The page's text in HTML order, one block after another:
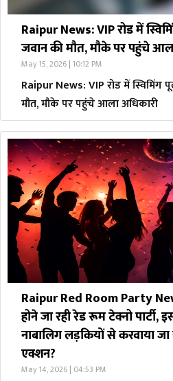
Raipur News: VIP रोड में
जवान की मौत, मौके पर पहुंचे
May 15, 2026 | 10:12 PM
Raipur News: VIP रोड में
मौत, मौके पर पहुंचे आला अधिकारी
Raipur Red Room Party
होने जा रही रेड रूम टेक्नो पार्टी,
नाबालिग लड़कियों से करवाया जा
एक्शन?
May 14, 2026 | 04:53 PM